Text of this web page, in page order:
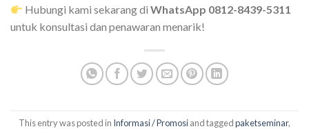
Hubungi kami sekarang diWhatsApp 0812-8439-5311
untuk konsultasi dan penawaran menarik!
This entry was posted in Informasi / Promosiand taggedpaketseminar,